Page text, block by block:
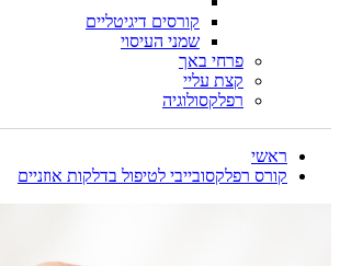
קורסים דיגיטליים
שמני העיסוי
פרחי באך
קצת עליי
רפלקסולוגיה
ראשי
קורס רפלקסובייבי לטיפול בדלקות אוזניים